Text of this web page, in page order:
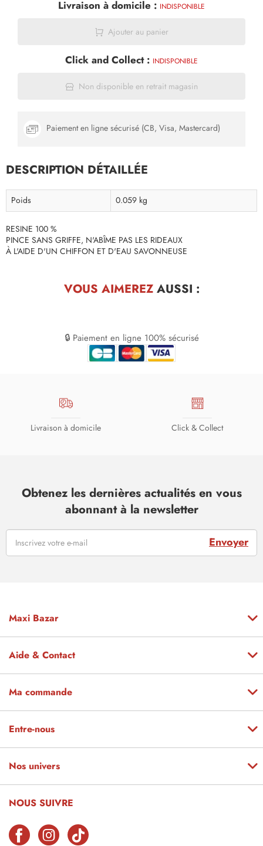
Livraison à domicile : INDISPONIBLE
Ajouter au panier
Click and Collect : INDISPONIBLE
Non disponible en retrait magasin
Paiement en ligne sécurisé (CB, Visa, Mastercard)
DESCRIPTION DÉTAILLÉE
Poids 0.059 kg
RESINE 100 %
PINCE SANS GRIFFE, N'ABÎME PAS LES RIDEAUX
À L'AIDE D'UN CHIFFON ET D'EAU SAVONNEUSE
VOUS AIMEREZAUSSI :
🔒 Paiement en ligne 100% sécurisé
Livraison à domicile Click & Collect
Obtenez les dernières actualités en vous
abonnant à la newsletter
Envoyer
Maxi Bazar
Aide & Contact
Ma commande
Entre-nous
Nos univers
NOUS SUIVRE